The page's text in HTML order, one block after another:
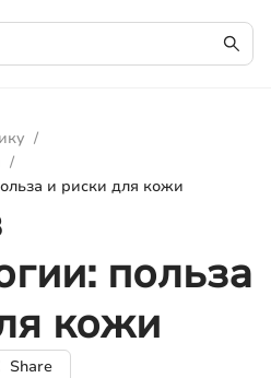
/
/
и риски для кожи
польза
кожи
Share